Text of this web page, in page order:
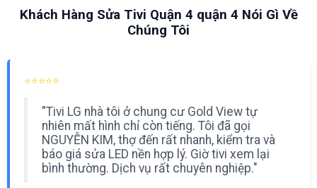
Khách Hàng Sửa Tivi Quận 4 quận 4 Nói Gì Về
Chúng Tôi
⭐⭐⭐⭐⭐
"Tivi LG nhà tôi ở chung cư Gold View tự
nhiên mất hình chỉ còn tiếng. Tôi đã gọi
NGUYỄN KIM, thợ đến rất nhanh, kiểm tra và
báo giá sửa LED nền hợp lý. Giờ tivi xem lại
bình thường. Dịch vụ rất chuyên nghiệp."